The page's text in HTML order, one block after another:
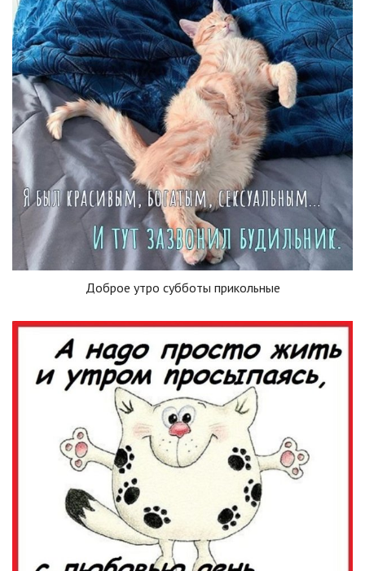
Доброе утро субботы прикольные